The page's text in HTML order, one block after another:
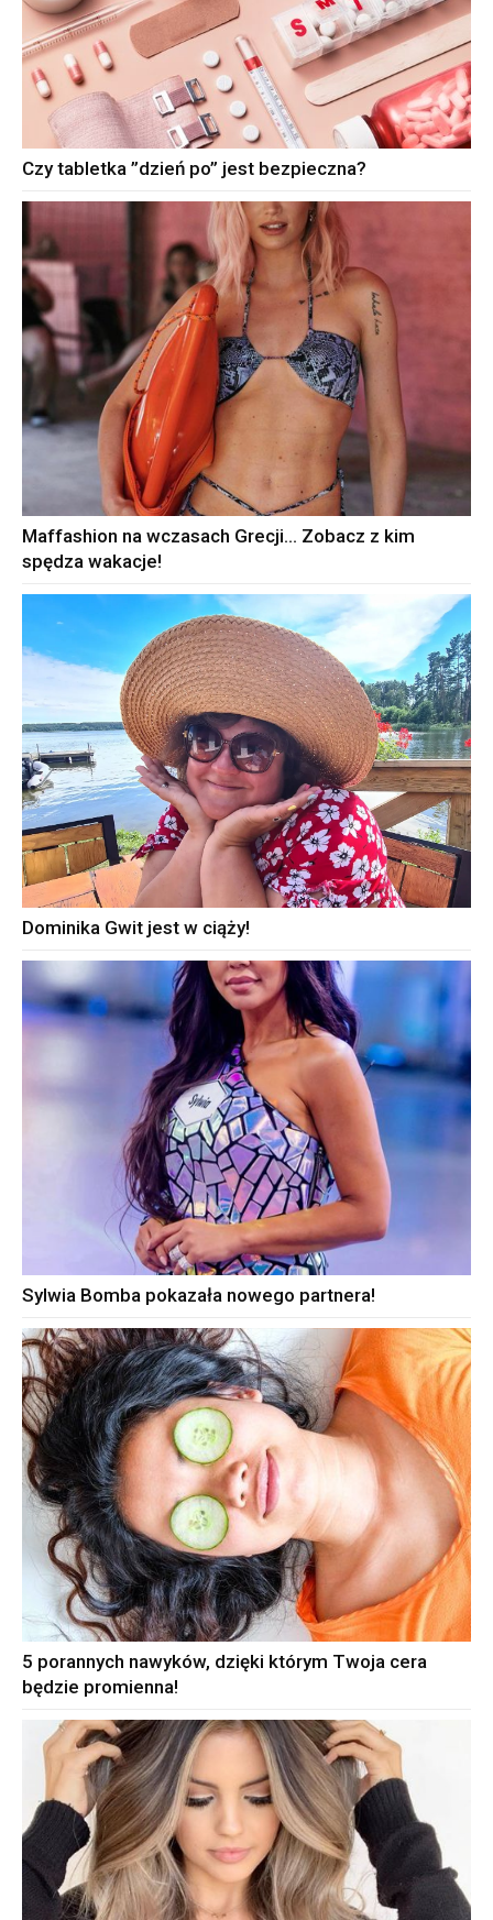
Czy tabletka ”dzień po” jest bezpieczna?
Maffashion na wczasach Grecji… Zobacz z kim
spędza wakacje!
Dominika Gwit jest w ciąży!
Sylwia Bomba pokazała nowego partnera!
5 porannych nawyków, dzięki którym Twoja cera
będzie promienna!